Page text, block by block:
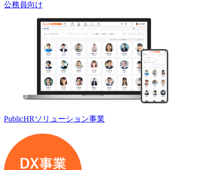
公務員向け
PublicHRソリューション事業